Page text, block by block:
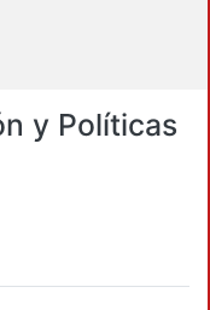
y Políticas